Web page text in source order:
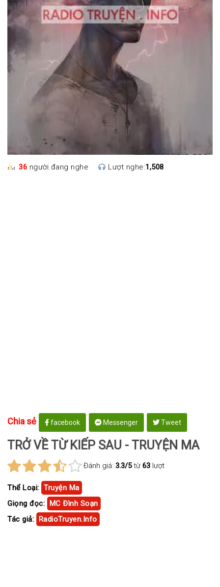
36 người đang nghe Lượt nghe:1,508
Chia sẻ facebook Messenger Tweet
TRỞ VỀ TỪ KIẾP SAU - TRUYỆN MA
Đánh giá: 3.3/5từ 63 lượt
Thể Loại: Truyện Ma
Giọng đọc: MC Đình Soạn
Tác giả: RadioTruyen.Info